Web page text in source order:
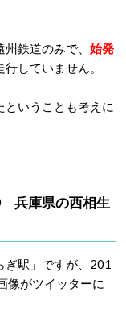
鉄道のみで、 始発
していません。
ということも考えに
兵庫県の西相生
ぎ駅」ですが、201
像がツイッターに